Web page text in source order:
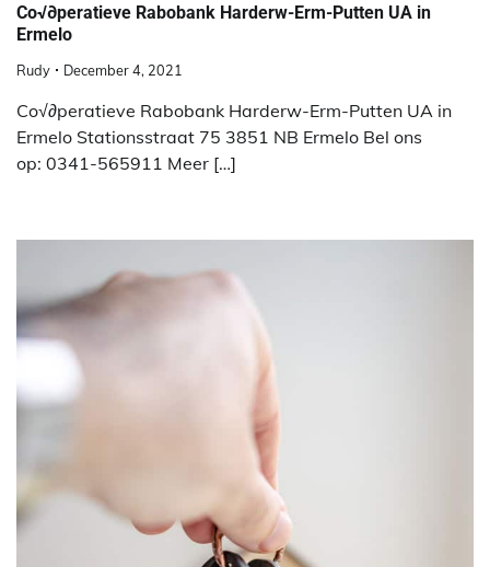
Co√∂peratieve Rabobank Harderw-Erm-Putten UA in
Ermelo
Rudy December 4, 2021
Co√∂peratieve Rabobank Harderw-Erm-Putten UA in
Ermelo Stationsstraat 75 3851 NB Ermelo Bel ons
op: 0341-565911 Meer […]